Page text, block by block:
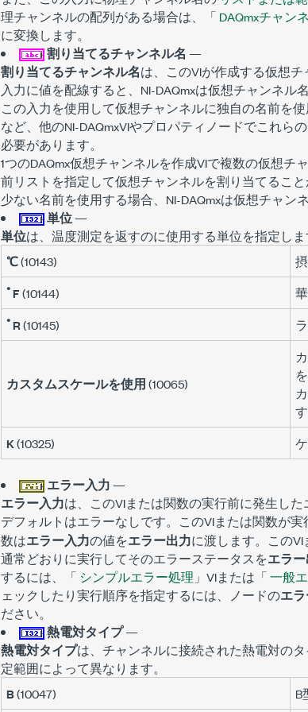
理チャンネルの配列がある場合は、「 DAQmxチャン
に変換します。
割り当てるチャンネル名 —
割り当てるチャンネル名は、このVIが作成する仮想
入力に値を配線すると、NI-DAQmxは仮想チャンネル
この入力を使用して仮想チャンネルに独自の名前を
など、他のNI-DAQmxVIやプロパティノードでこれら
必要があります。
1つのDAQmx仮想チャンネルを作成VIで複数の仮想
前リストを指定して仮想チャンネルを割り当てるこ
少ない名前を使用する場合、NI-DAQmxは仮想チャン
単位—
単位は、温度測定を返すのに使用する単位を指定しま
℃(10143)
ﾟF(10144)
ﾟR(10145)
カスタムスケールを使用(10065)
す
K(10325)
エラー入力 —
エラー入力は、このVIまたは関数の実行前に発生した
デフォルトはエラーなしです。このVIまたは関数が
数はエラー入力の値をエラー出力に渡します。このVI
通常どおりに実行してそのエラーステータスをエラ
するには、「 シンプルエラー処理 」VIまたは「一般
ェックしたり実行順序を指定するには、ノードのエ
ださい。
熱電対タイプ—
熱電対タイプは、チャンネルに接続された熱電対のタ
定範囲によって異なります。
B(10047)
B